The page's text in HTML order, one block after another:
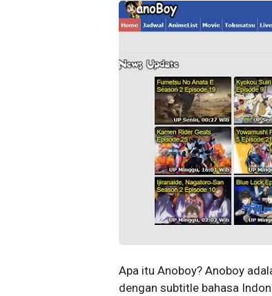
Apa itu Anoboy? Anoboy
dengan subtitle bahasa